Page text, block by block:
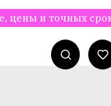
точных сроков